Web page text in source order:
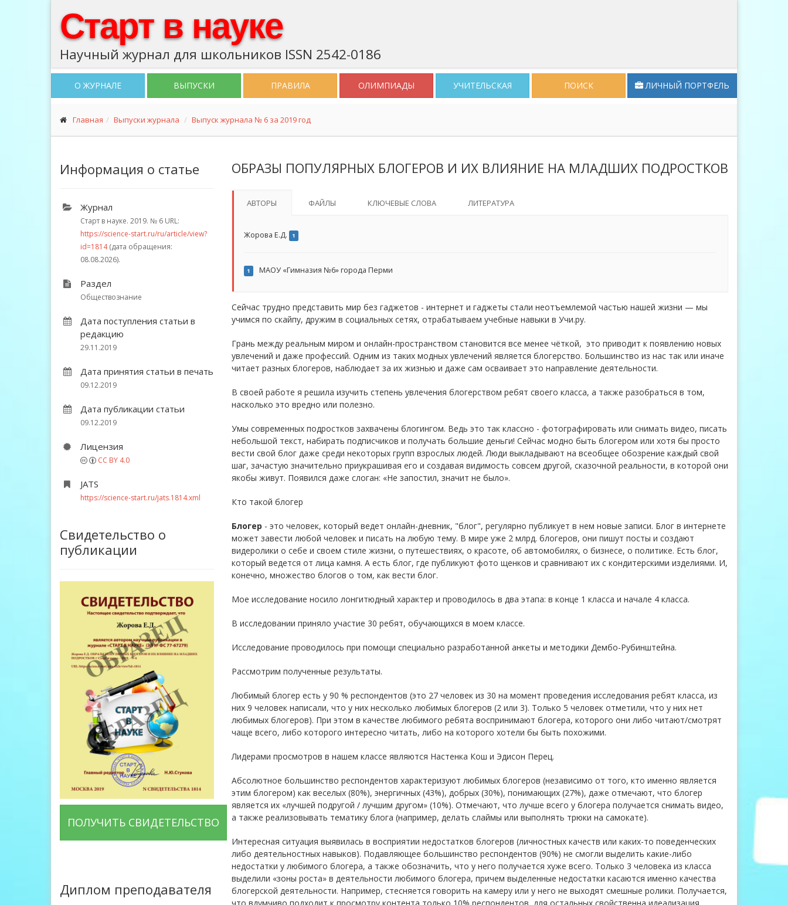
Старт в науке
Научный журнал для школьников ISSN 2542-0186
О ЖУРНАЛЕ ВЫПУСКИ ПРАВИЛА ОЛИМПИАДЫ УЧИТЕЛЬСКАЯ ПОИСК ЛИЧНЫЙ ПОРТФЕЛЬ
Главная Выпуски журнала Выпуск журнала № 6 за 2019 год
Информация о статье
Журнал
Старт в науке. 2019. № 6 URL:
https://science-start.ru/ru/article/view?
id=1814(дата обращения:
08.08.2026).
Раздел
Обществознание
Дата поступления статьи в
редакцию
29.11.2019
Дата принятия статьи в печать
09.12.2019
Дата публикации статьи
09.12.2019
Лицензия
CC BY 4.0
JATS
https://science-start.ru/jats.1814.xml
Свидетельство о
публикации
ПОЛУЧИТЬ СВИДЕТЕЛЬСТВО
Диплом преподавателя
ОБРАЗЫ ПОПУЛЯРНЫХ БЛОГЕРОВ И ИХ ВЛИЯНИЕ НА МЛАДШИХ ПОДРОСТКОВ
АВТОРЫ ФАЙЛЫ КЛЮЧЕВЫЕ СЛОВА ЛИТЕРАТУРА
Жорова Е.Д. 1
1 МАОУ «Гимназия №6» города Перми
Сейчас трудно представить мир без гаджетов - интернет и гаджеты стали неотъемлемой частью нашей жизни — мы
учимся по скайпу, дружим в социальных сетях, отрабатываем учебные навыки в Учи.ру.
Грань между реальным миром и онлайн-пространством становится все менее чёткой, это приводит к появлению новых
увлечений и даже профессий. Одним из таких модных увлечений является блогерство. Большинство из нас так или иначе
читает разных блогеров, наблюдает за их жизнью и даже сам осваивает это направление деятельности.
В своей работе я решила изучить степень увлечения блогерством ребят своего класса, а также разобраться в том,
насколько это вредно или полезно.
Умы современных подростков захвачены блогингом. Ведь это так классно - фотографировать или снимать видео, писать
небольшой текст, набирать подписчиков и получать большие деньги! Сейчас модно быть блогером или хотя бы просто
вести свой блог даже среди некоторых групп взрослых людей. Люди выкладывают на всеобщее обозрение каждый свой
шаг, зачастую значительно приукрашивая его и создавая видимость совсем другой, сказочной реальности, в которой они
якобы живут. Появился даже слоган: «Не запостил, значит не было».
Кто такой блогер
Блогер - это человек, который ведет онлайн-дневник, "блог", регулярно публикует в нем новые записи. Блог в интернете
может завести любой человек и писать на любую тему. В мире уже 2 млрд. блогеров, они пишут посты и создают
видеролики о себе и своем стиле жизни, о путешествиях, о красоте, об автомобилях, о бизнесе, о политике. Есть блог,
который ведется от лица камня. А есть блог, где публикуют фото щенков и сравнивают их с кондитерскими изделиями. И,
конечно, множество блогов о том, как вести блог.
Мое исследование носило лонгитюдный характер и проводилось в два этапа: в конце 1 класса и начале 4 класса.
В исследовании приняло участие 30 ребят, обучающихся в моем классе.
Исследование проводилось при помощи специально разработанной анкеты и методики Дембо-Рубинштейна.
Рассмотрим полученные результаты.
Любимый блогер есть у 90 % респондентов (это 27 человек из 30 на момент проведения исследования ребят класса, из
них 9 человек написали, что у них несколько любимых блогеров (2 или 3). Только 5 человек отметили, что у них нет
любимых блогеров). При этом в качестве любимого ребята воспринимают блогера, которого они либо читают/смотрят
чаще всего, либо которого интересно читать, либо на которого хотели бы быть похожими.
Лидерами просмотров в нашем классе являются Настенка Кош и Эдисон Перец.
Абсолютное большинство респондентов характеризуют любимых блогеров (независимо от того, кто именно является
этим блогером) как веселых (80%), энергичных (43%), добрых (30%), понимающих (27%), даже отмечают, что блогер
является их «лучшей подругой / лучшим другом» (10%). Отмечают, что лучше всего у блогера получается снимать видео,
а также реализовывать тематику блога (например, делать слаймы или выполнять трюки на самокате).
Интересная ситуация выявилась в восприятии недостатков блогеров (личностных качеств или каких-то поведенческих
либо деятельностных навыков). Подавляющее большинство респондентов (90%) не смогли выделить какие-либо
недостатки у любимого блогера, а также обозначить, что у него получается хуже всего. Только 3 человека из класса
выделили «зоны роста» в деятельности любимого блогера, причем выделенные недостатки касаются именно качества
блогерской деятельности. Например, стесняется говорить на камеру или у него не выходят смешные ролики. Получается,